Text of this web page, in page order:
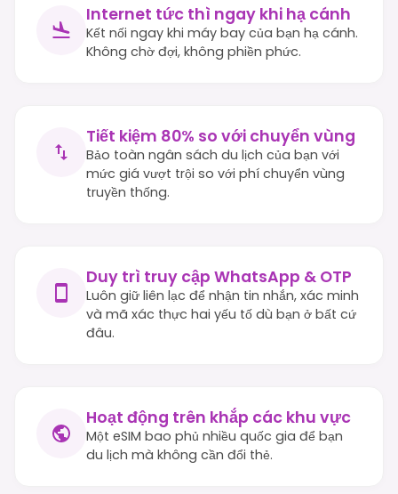
Internet tức thì ngay khi hạ cánh
Kết nối ngay khi máy bay của bạn hạ cánh.
Không chờ đợi, không phiền phức.
Tiết kiệm 80% so với chuyển vùng
Bảo toàn ngân sách du lịch của bạn với
mức giá vượt trội so với phí chuyển vùng
truyền thống.
Duy trì truy cập WhatsApp & OTP
Luôn giữ liên lạc để nhận tin nhắn, xác minh
và mã xác thực hai yếu tố dù bạn ở bất cứ
đâu.
Hoạt động trên khắp các khu vực
Một eSIM bao phủ nhiều quốc gia để bạn
du lịch mà không cần đổi thẻ.